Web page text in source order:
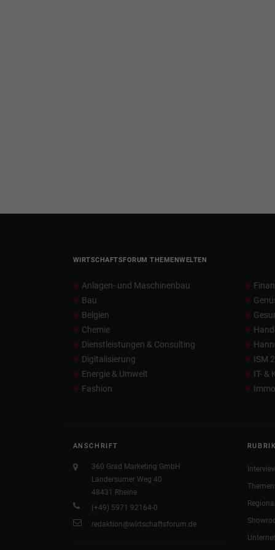
WIRTSCHAFTSFORUM THEMENWELTEN
Anlagen- und Maschinenbau
Bau
Belgien
Chemie
Dienstleistungen & Consulting
Digitalisierung
Energie & Umwelt
Fashion
ISM
IT- &
ANSCHRIFT
360 Grad Marketing GmbH
Landersumer Weg 40
48431 Rheine
(+49) 5971 92164-0
redaktion@wirtschaftsforum.de
Regional